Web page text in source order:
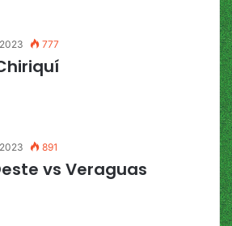
777
891
vs Veraguas